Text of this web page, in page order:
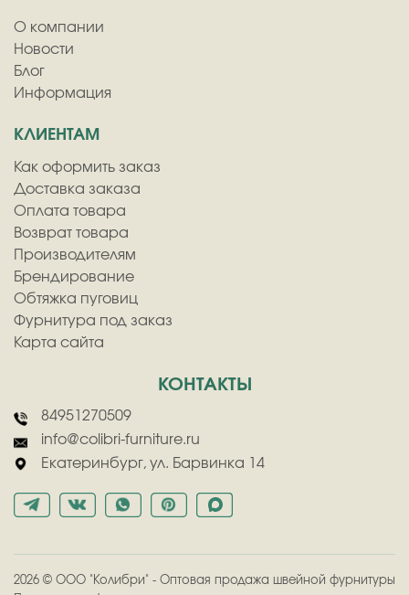
О компании
Новости
Блог
Информация
КЛИЕНТАМ
Как оформить заказ
Доставка заказа
Оплата товара
Возврат товара
Производителям
Брендирование
Обтяжка пуговиц
Фурнитура под заказ
Карта сайта
КОНТАКТЫ
84951270509
info@colibri-furniture.ru
Екатеринбург, ул. Барвинка 14
2026 © ООО "Колибри" - Оптовая продажа швейной фурнитуры